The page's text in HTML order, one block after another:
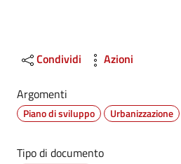
Condividi Azioni
Argomenti
Piano di sviluppo Urbanizzazione
Tipo di documento